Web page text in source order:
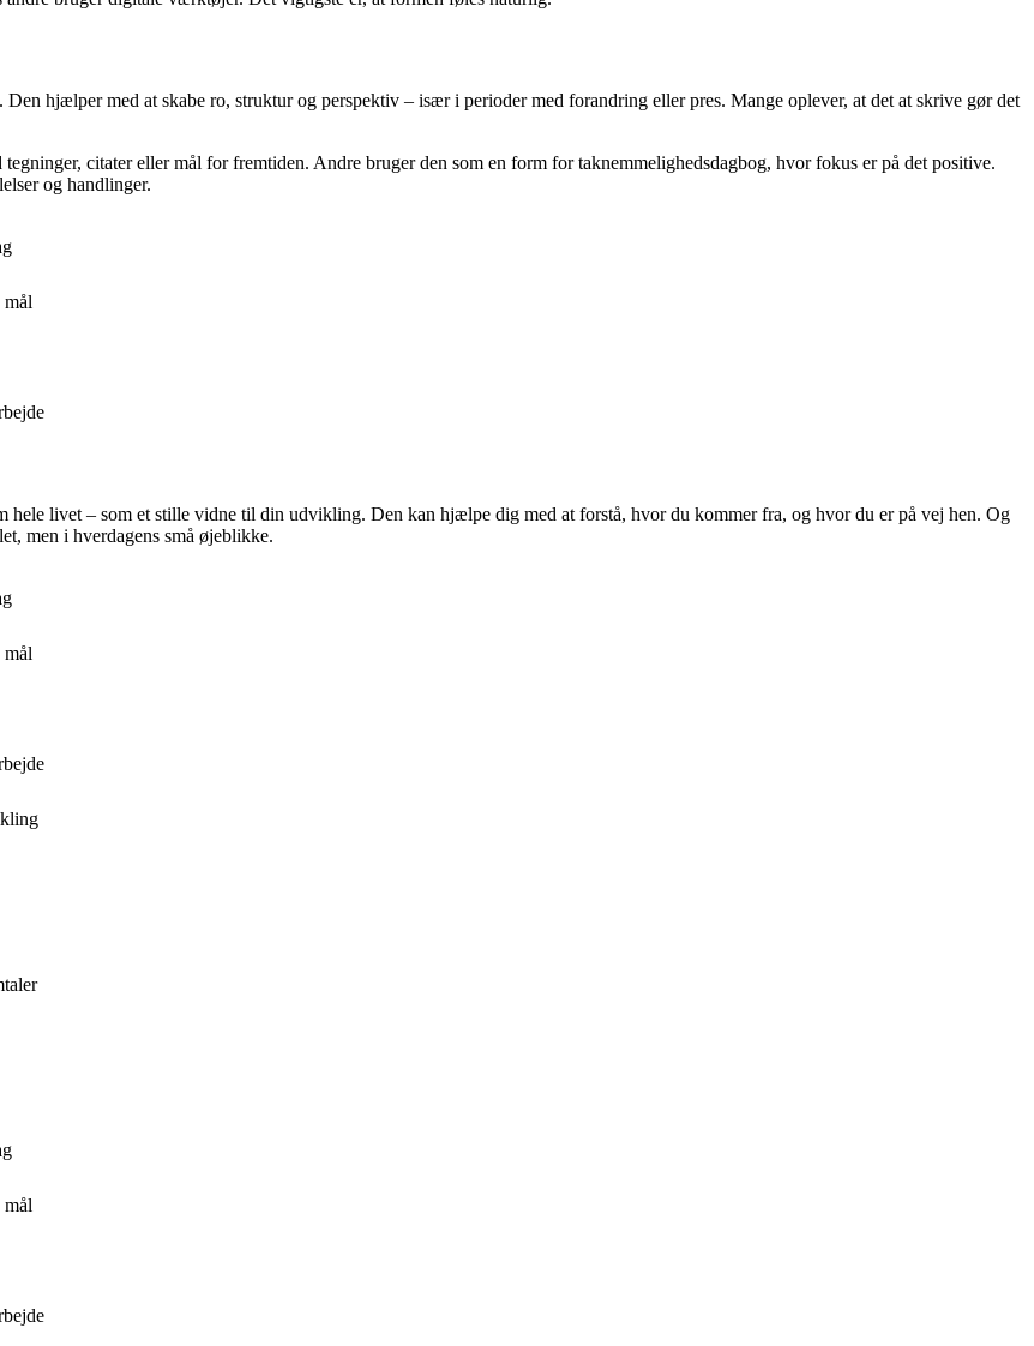
hjælper med at skabe ro, struktur og perspektiv – især i perioder med forandring eller pres. Mange oplever, at det at skrive gør det
citater eller mål for fremtiden. Andre bruger den som en form for taknemmelighedsdagbog, hvor fokus er på det positive.
og handlinger.
livet – som et stille vidne til din udvikling. Den kan hjælpe dig med at forstå, hvor du kommer fra, og hvor du er på vej hen. Og
men i hverdagens små øjeblikke.